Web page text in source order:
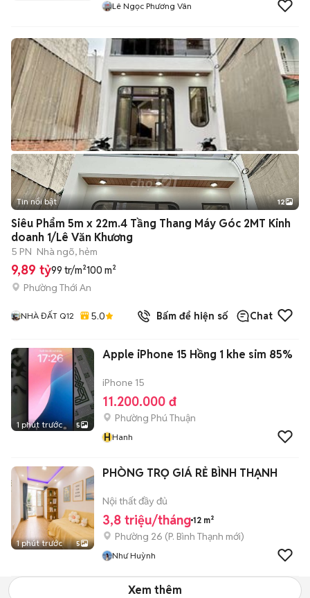
Lê Ngọc Phương Vân
+2
Tin nổi bật 12
Siêu Phẩm 5m x 22m.4 Tầng Thang Máy Góc 2MT Kinh
doanh 1/Lê Văn Khương
5 PN Nhà ngõ, hẻm
9,89 tỷ99 tr/m²100 m²
Phường Thới An
NHÀ ĐẤT Q12 5.0 Bấm để hiện số Chat
1 phút trước 5
Apple iPhone 15 Hồng 1 khe sim 85%
iPhone 15
11.200.000 đ
Phường Phú Thuận
HHanh
1 phút trước 5
PHÒNG TRỌ GIÁ RẺ BÌNH THẠNH
Nội thất đầy đủ
3,8 triệu/tháng 12 m²
Phường 26 (P. Bình Thạnh mới)
Như Huỳnh
Xem thêm